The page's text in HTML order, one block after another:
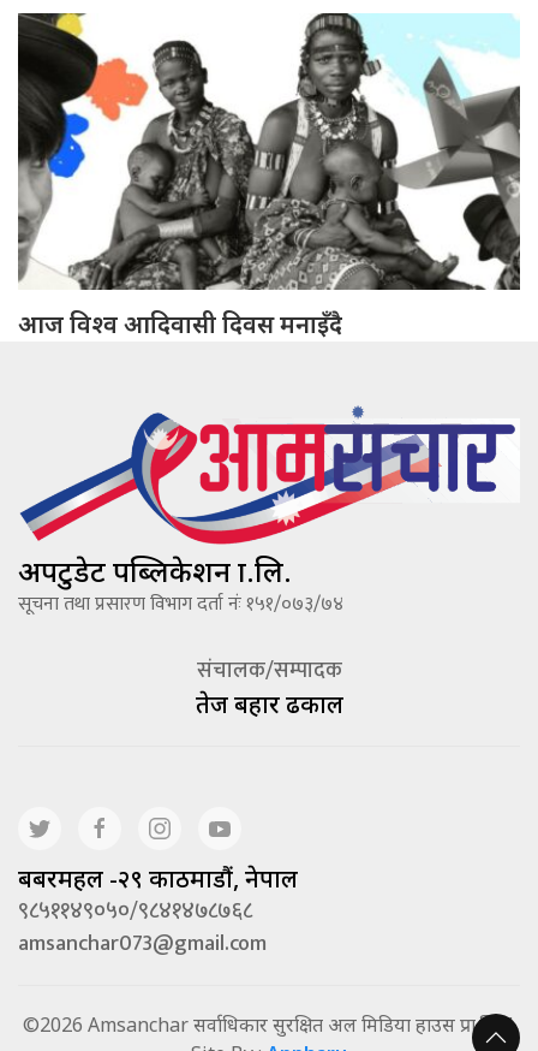
आज विश्व आदिवासी दिवस मनाइँदै
अपटुडेट पब्लिकेशन प्रा.लि.
सूचना तथा प्रसारण विभाग दर्ता नंः १५१/०७३/७४
संचालक/सम्पादक
तेज बहादूर ढकाल
बबरमहल -२९ काठमाडौं, नेपाल
९८५११४९०५०/९८४१४७८७६८
amsanchar073@gmail.com
©2026 Amsanchar सर्वाधिकार सुरक्षित अल मिडिया हाउस प्रा.लि. |